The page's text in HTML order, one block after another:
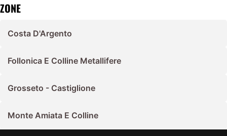
ZONE
Costa D'Argento
Follonica E Colline Metallifere
Grosseto - Castiglione
Monte Amiata E Colline